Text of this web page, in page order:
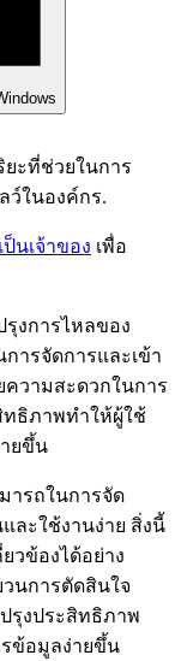
ะที่ช่วยในการ
ว์ในองค์กร.
นเจ้าของ เพื่อ
งการไหลของ
ารจัดการและเข้า
วามสะดวกในการ
ธิภาพทำให้ผู้ใช้
ยขึ้น
รถในการจัด
ละใช้งานง่าย สิ่งนี้
วข้องได้อย่าง
นการตัดสินใจ
รุงประสิทธิภาพ
รข้อมูลง่ายขึ้น